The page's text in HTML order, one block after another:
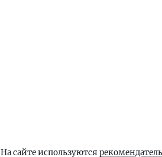
На сайте используются